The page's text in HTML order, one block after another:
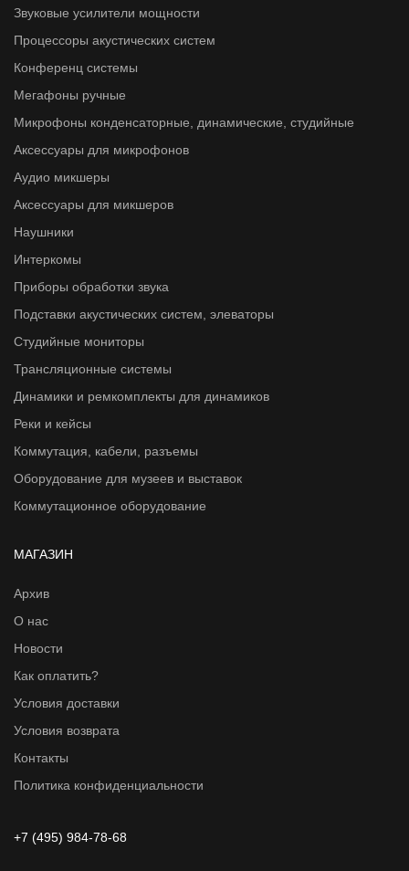
Звуковые усилители мощности
Процессоры акустических систем
Конференц системы
Мегафоны ручные
Микрофоны конденсаторные, динамические, студийные
Аксессуары для микрофонов
Аудио микшеры
Аксессуары для микшеров
Наушники
Интеркомы
Приборы обработки звука
Подставки акустических систем, элеваторы
Студийные мониторы
Трансляционные системы
Динамики и ремкомплекты для динамиков
Реки и кейсы
Коммутация, кабели, разъемы
Оборудование для музеев и выставок
Коммутационное оборудование
МАГАЗИН
Архив
О нас
Новости
Как оплатить?
Условия доставки
Условия возврата
Контакты
Политика конфиденциальности
+7 (495) 984-78-68